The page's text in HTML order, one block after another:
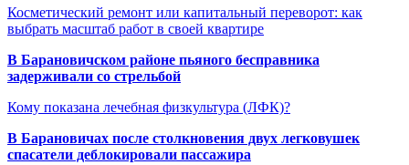
Косметический ремонт или капитальный переворот: как
выбрать масштаб работ в своей квартире
В Барановичском районе пьяного бесправника
задерживали со стрельбой
Кому показана лечебная физкультура (ЛФК)?
В Барановичах после столкновения двух легковушек
спасатели деблокировали пассажира